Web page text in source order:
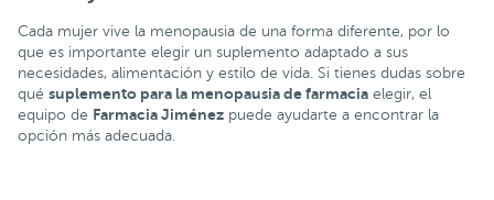
Cada mujer vive la menopausia de una forma diferente, por lo
que es importante elegir un suplemento adaptado a sus
necesidades, alimentación y estilo de vida. Si tienes dudas sobre
qué suplemento para la menopausia de farmacia elegir, el
equipo de Farmacia Jiménez puede ayudarte a encontrar la
opción más adecuada.